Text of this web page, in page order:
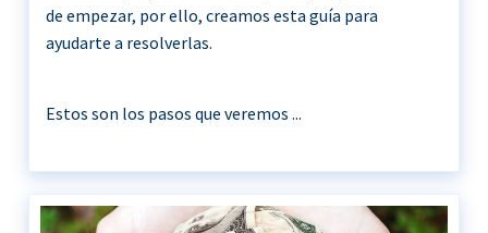
de empezar, por ello, creamos esta guía para
ayudarte a resolverlas.
Estos son los pasos que veremos ...